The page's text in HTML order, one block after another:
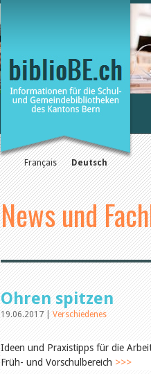
Français Deutsch
News und
Ohren spitzen
19.06.2017 | Verschiedenes
Ideen und Praxistipps für die
Früh- und Vorschulbereich >>>